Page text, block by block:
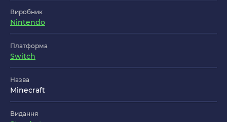
Виробник
Nintendo
Платформа
Switch
Назва
Minecraft
Видання